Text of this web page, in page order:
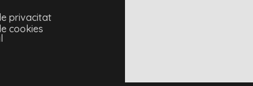
privacitat
cookies